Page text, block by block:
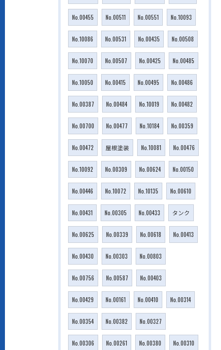
No.00455 No.00511 No.00551 No.10093
No.10086 No.00531 No.00435 No.00508
No.10070 No.00507 No.00425 No.00485
No.10050 No.00415 No.00495 No.00486
No.00387 No.00484 No.10019 No.00482
No.00700 No.00477 No.10184 No.00359
No.00472 屋根塗装 No.10081 No.00476
No.10092 No.00309 No.00624 No.00150
No.00446 No.10072 No.10135 No.00610
No.00431 No.00305 No.00433 タンク
No.00625 No.00339 No.00618 No.00413
No.00430 No.00303 No.00803
No.00756 No.00587 No.00403
No.00429 No.00161 No.00410 No.00314
No.00354 No.00382 No.00327
No.00306 No.00261 No.00380 No.00310